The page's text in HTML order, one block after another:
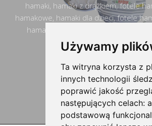
Używamy
Ta witryna korzysta z
innych technologii
poprawić jakość
następujących celach:
podstawową
hamaki, hamaki z drążkiem, fotele
hamakowe, hamaki dla dzieci, fotele
hamaki dla niemowląt, fotele
turystyczne i
PRZEJDŹ DO SKLEPU